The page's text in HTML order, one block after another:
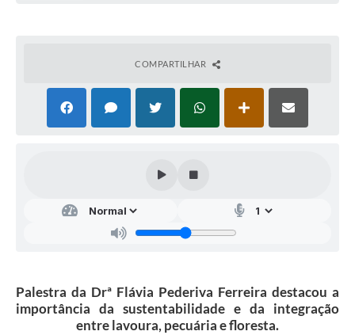
COMPARTILHAR
Palestra da Drª Flávia Pederiva Ferreira destacou a
importância da sustentabilidade e da integração
entre lavoura, pecuária e floresta.